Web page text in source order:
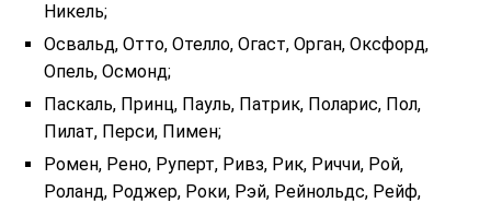
Никель;
Освальд, Отто, Отелло, Огаст, Орган, Оксфорд,
Опель, Осмонд;
Паскаль, Принц, Пауль, Патрик, Поларис, Пол,
Пилат, Перси, Пимен;
Ромен, Рено, Руперт, Ривз, Рик, Риччи, Рой,
Роланд, Роджер, Роки, Рэй, Рейнольдс, Рейф,